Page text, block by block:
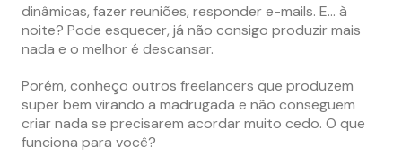
dinâmicas, fazer reuniões, responder e-mails. E… à
noite? Pode esquecer, já não consigo produzir mais
nada e o melhor é descansar.
Porém, conheço outros freelancers que produzem
super bem virando a madrugada e não conseguem
criar nada se precisarem acordar muito cedo. O que
funciona para você?